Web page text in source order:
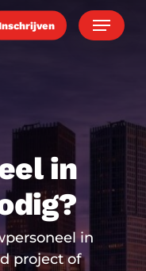
Menu
in
in
project of